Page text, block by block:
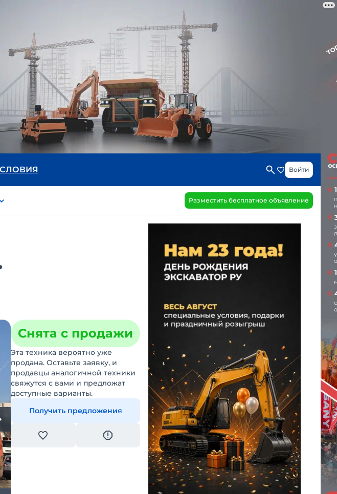
Войти
Разместить бесплатное объявление
Снята с продажи
Эта техника вероятно уже
продана. Оставьте заявку, и
продавцы аналогичной техники
свяжутся с вами и предложат
доступные варианты.
Получить предложения